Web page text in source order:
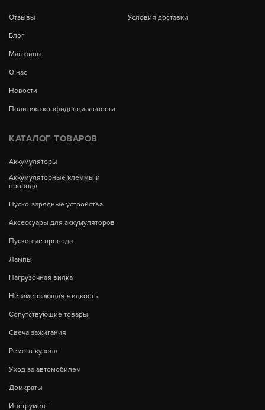
Отзывы
Блог
Магазины
О нас
Новости
Политика конфиденциальности
Условия доставки
КАТАЛОГ ТОВАРОВ
Аккумуляторы
Аккумуляторные клеммы и
провода
Пуско-зарядные устройства
Аксессуары для аккумуляторов
Пусковые провода
Лампы
Нагрузочная вилка
Незамерзающая жидкость
Сопутствующие товары
Свеча зажигания
Ремонт кузова
Уход за автомобилем
Домкраты
Инструмент